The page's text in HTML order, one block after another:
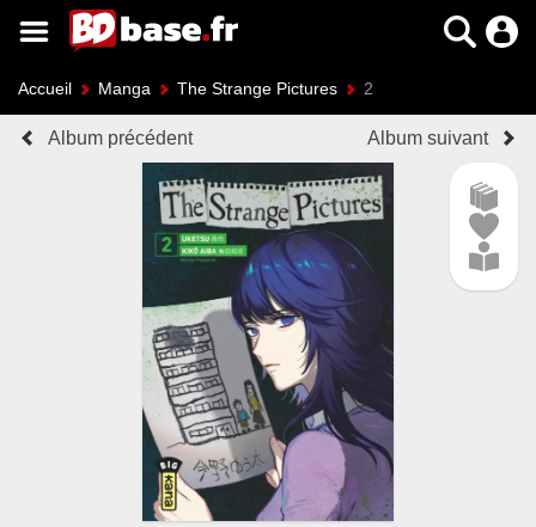
Accueil Manga The Strange Pictures 2
Album précédent Album suivant